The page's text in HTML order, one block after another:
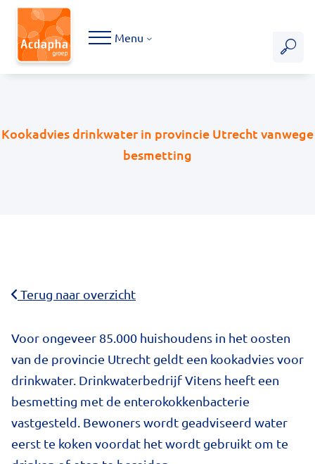
Hoofdmenu
Menu
Terug naar overzicht
Kookadvies drinkwater in provincie Utrecht vanwege
besmetting
Voor ongeveer 85.000 huishoudens in het oosten
van de provincie Utrecht geldt een kookadvies voor
drinkwater. Drinkwaterbedrijf Vitens heeft een
besmetting met de enterokokkenbacterie
vastgesteld. Bewoners wordt geadviseerd water
eerst te koken voordat het wordt gebruikt om te